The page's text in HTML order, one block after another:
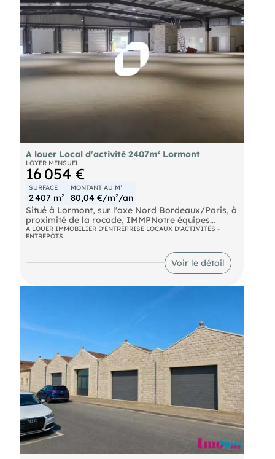
A louer Local d'activité 2407m² Lormont
LOYER MENSUEL
16 054 €
SURFACE
2 407 m²
MONTANT AU M²
80,04 €/m²/an
Situé à Lormont, sur l'axe Nord Bordeaux/Paris, à
proximité de la rocade, IMMPNotre équipes
propose à la location, un entrepôt d'une surface
de 2 407 m² dont 550 m² de bureaux sur un site
Tram Lauriers (TRAMWAY-A) Bus Mendès France
(BUS-40) Bus L'Archevêque (BUS-93, BUS-94,
A10 et A63 400 m au Nord-Ouest Route N230 à
A LOUER IMMOBILIER D'ENTREPRISE LOCAUX D'ACTIVITÉS -
ENTREPÔTS
Voir le détail